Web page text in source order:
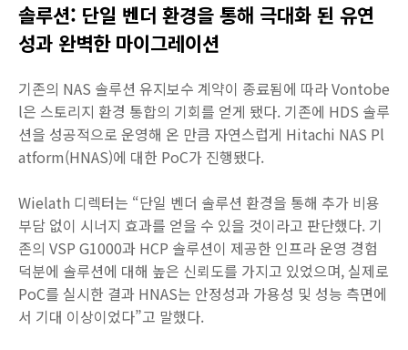
솔루션: 단일 벤더 환경을 통해 극대화 된 유연
성과 완벽한 마이그레이션
기존의 NAS 솔루션 유지보수 계약이 종료됨에 따라 Vontobe
l은 스토리지 환경 통합의 기회를 얻게 됐다. 기존에 HDS 솔루
션을 성공적으로 운영해 온 만큼 자연스럽게 Hitachi NAS Pl
atform(HNAS)에 대한 PoC가 진행됐다.
Wielath 디렉터는 “단일 벤더 솔루션 환경을 통해 추가 비용
부담 없이 시너지 효과를 얻을 수 있을 것이라고 판단했다. 기
존의 VSP G1000과 HCP 솔루션이 제공한 인프라 운영 경험
덕분에 솔루션에 대해 높은 신뢰도를 가지고 있었으며, 실제로
PoC를 실시한 결과 HNAS는 안정성과 가용성 및 성능 측면에
서 기대 이상이었다”고 말했다.